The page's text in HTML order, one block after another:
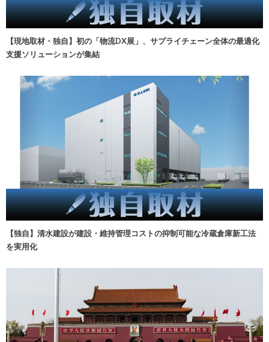
【現地取材・独自】初の「物流DX展」、サプライチェーン全体の最適化
支援ソリューションが集結
【独自】清水建設が建設・維持管理コストの抑制可能な冷蔵倉庫新工法
を実用化